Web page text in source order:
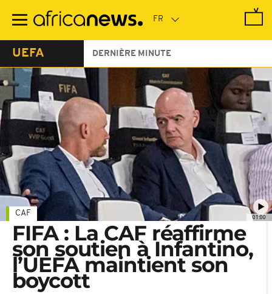
contenu
UEFA DERNIÈRE MINUTE
01:00
CAF
FIFA : La CAF réaffirme
son soutien à Infantino,
l’UEFA maintient son
boycott